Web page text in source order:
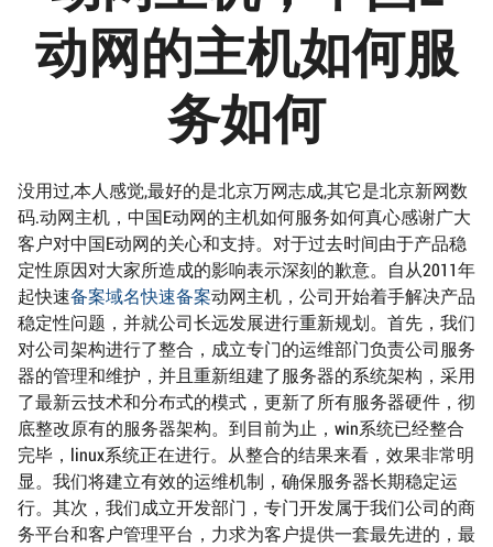
动网的主机如何服
务如何
没用过,本人感觉,最好的是北京万网志成,其它是北京新网数
码.动网主机，中国E动网的主机如何服务如何真心感谢广大
客户对中国E动网的关心和支持。对于过去时间由于产品稳
定性原因对大家所造成的影响表示深刻的歉意。自从2011年
起快速备案域名快速备案动网主机，公司开始着手解决产品
稳定性问题，并就公司长远发展进行重新规划。首先，我们
对公司架构进行了整合，成立专门的运维部门负责公司服务
器的管理和维护，并且重新组建了服务器的系统架构，采用
了最新云技术和分布式的模式，更新了所有服务器硬件，彻
底整改原有的服务器架构。到目前为止，win系统已经整合
完毕，linux系统正在进行。从整合的结果来看，效果非常明
显。我们将建立有效的运维机制，确保服务器长期稳定运
行。其次，我们成立开发部门，专门开发属于我们公司的商
务平台和客户管理平台，力求为客户提供一套最先进的，最